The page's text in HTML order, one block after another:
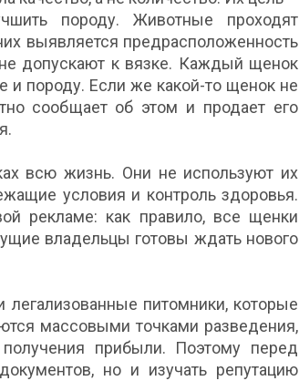
породу. Животные проходят
выявляется предрасположенность
допускают к вязке. Каждый щенок
породу. Если же какой-то щенок не
сообщает об этом и продает его
всю жизнь. Они не используют их
условия и контроль здоровья.
рекламе: как правило, все щенки
владельцы готовы ждать нового
питомники, которые
массовыми точками разведения,
прибыли. Поэтому перед
но и изучать репутацию